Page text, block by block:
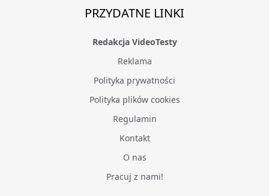
PRZYDATNE LINKI
Redakcja VideoTesty
Reklama
Polityka prywatności
Polityka plików cookies
Regulamin
Kontakt
O nas
Pracuj z nami!